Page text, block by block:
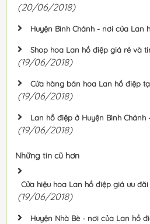
(20/06/2018)
Huyện Bình Chánh - nơi của Lan
Shop hoa Lan hồ điệp giá rẻ và
(19/06/2018)
Cửa hàng bán hoa Lan hồ điệp
(19/06/2018)
Lan hồ điệp ở Huyện Bình
(19/06/2018)
Những tin cũ hơn
Cửa hiệu hoa Lan hồ điệp giá ưu
(19/06/2018)
Huyện Nhà Bè - nơi của Lan hồ